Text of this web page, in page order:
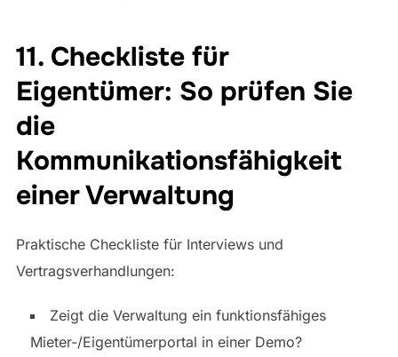
11. Checkliste für
Eigentümer: So prüfen Sie
die
Kommunikationsfähigkeit
einer Verwaltung
Praktische Checkliste für Interviews und
Vertragsverhandlungen:
Zeigt die Verwaltung ein funktionsfähiges
Mieter-/Eigentümerportal in einer Demo?